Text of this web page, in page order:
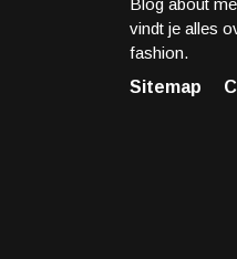
vindt je alles
fashion.
Sitemap